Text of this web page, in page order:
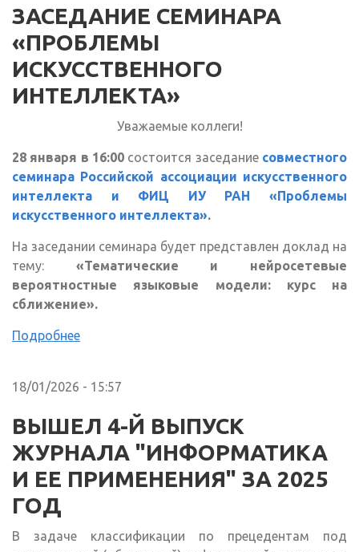
ЗАСЕДАНИЕ СЕМИНАРА
«ПРОБЛЕМЫ
ИСКУССТВЕННОГО
ИНТЕЛЛЕКТА»
Уважаемые коллеги!
28 января в 16:00 состоится заседание совместного
семинара Российской ассоциации искусственного
интеллекта и ФИЦ ИУ РАН «Проблемы
искусственного интеллекта».
На заседании семинара будет представлен доклад на
тему: «Тематические и нейросетевые
вероятностные языковые модели: курс на
сближение».
Подробнее
18/01/2026 - 15:57
ВЫШЕЛ 4-Й ВЫПУСК
ЖУРНАЛА "ИНФОРМАТИКА
И ЕЕ ПРИМЕНЕНИЯ" ЗА 2025
ГОД
В задаче классификации по прецедентам под